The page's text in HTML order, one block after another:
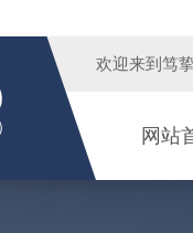
欢迎来到 笃
网站